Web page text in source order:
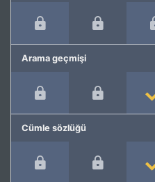
Arama geçmişi
Cümle sözlüğü